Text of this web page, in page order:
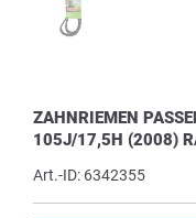
ZAHNRIEMEN
105J/17,5H (2008)
Art.-ID: 6342355